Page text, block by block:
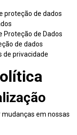
proteção de dados
Proteção de Dados
de dados
de privacidade
em nossas